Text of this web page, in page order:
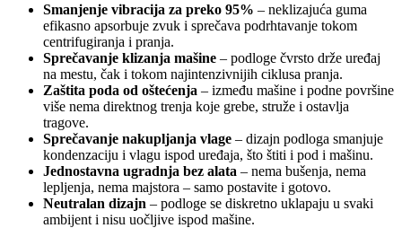
Smanjenje vibracija za preko 95% – neklizajuća guma
efikasno apsorbuje zvuk i sprečava podrhtavanje tokom
centrifugiranja i pranja.
Sprečavanje klizanja mašine – podloge čvrsto drže uređaj
na mestu, čak i tokom najintenzivnijih ciklusa pranja.
Zaštita poda od oštećenja – između mašine i podne površine
više nema direktnog trenja koje grebe, struže i ostavlja
tragove.
Sprečavanje nakupljanja vlage – dizajn podloga smanjuje
kondenzaciju i vlagu ispod uređaja, što štiti i pod i mašinu.
Jednostavna ugradnja bez alata – nema bušenja, nema
lepljenja, nema majstora – samo postavite i gotovo.
Neutralan dizajn – podloge se diskretno uklapaju u svaki
ambijent i nisu uočljive ispod mašine.